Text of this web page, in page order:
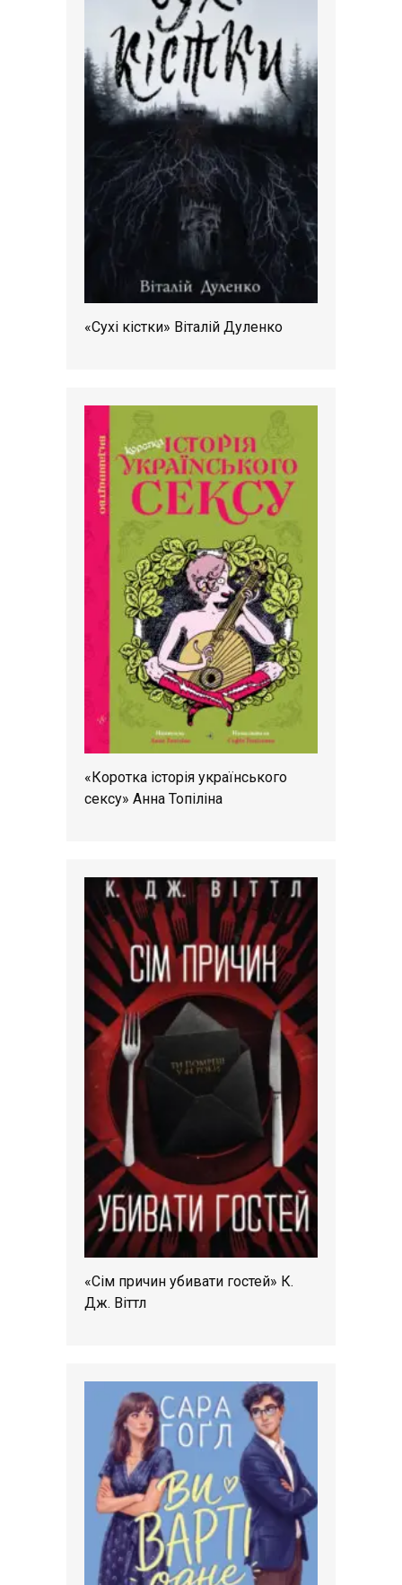
«Сухі кістки» Віталій Дуленко
«Коротка історія українського
сексу» Анна Топіліна
«Сім причин убивати гостей» К.
Дж. Віттл